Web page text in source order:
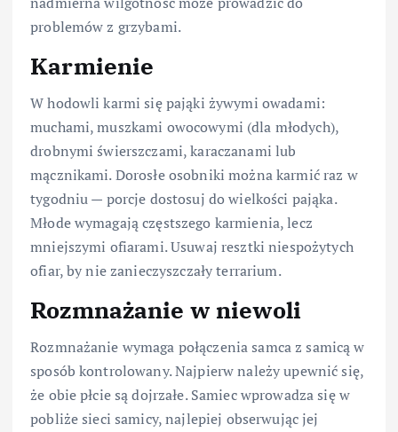
problemów z grzybami.
Karmienie
W hodowli karmi się pająki żywymi owadami:
muchami, muszkami owocowymi (dla młodych),
drobnymi świerszczami, karaczanami lub
mącznikami. Dorosłe osobniki można karmić raz w
tygodniu — porcje dostosuj do wielkości pająka.
Młode wymagają częstszego karmienia, lecz
mniejszymi ofiarami. Usuwaj resztki niespożytych
ofiar, by nie zanieczyszczały terrarium.
Rozmnażanie w niewoli
Rozmnażanie wymaga połączenia samca z samicą w
sposób kontrolowany. Najpierw należy upewnić się,
że obie płcie są dojrzałe. Samiec wprowadza się w
pobliże sieci samicy, najlepiej obserwując jej